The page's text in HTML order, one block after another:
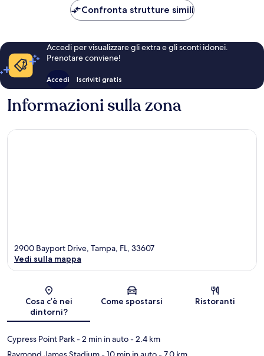
141 €
Confronta strutture simili
Accedi per visualizzare gli extra e gli sconti idonei.
Prenotare conviene!
Accedi Iscriviti gratis
Informazioni sulla zona
Mappa
2900 Bayport Drive, Tampa, FL, 33607
Vedi sulla mappa
Cosa c’è nei
dintorni?
Come spostarsi Ristoranti
Cypress Point Park- 2 min in auto- 2.4 km